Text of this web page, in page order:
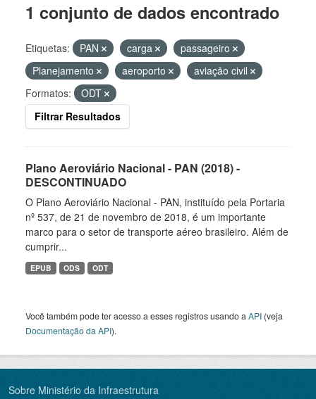
1 conjunto de dados encontrado
Etiquetas: PAN carga
passageiro
Planejamento
aeroporto
aviação civil
Formatos:
ODT
Filtrar Resultados
Plano Aeroviário Nacional - PAN (2018) -
DESCONTINUADO
O Plano Aeroviário Nacional - PAN, instituído pela Portaria
nº 537, de 21 de novembro de 2018, é um importante
marco para o setor de transporte aéreo brasileiro. Além de
cumprir...
EPUB ODS ODT
Você também pode ter acesso a esses registros usando a API (veja
Documentação da API).
Sobre Ministério da Infraestrutura